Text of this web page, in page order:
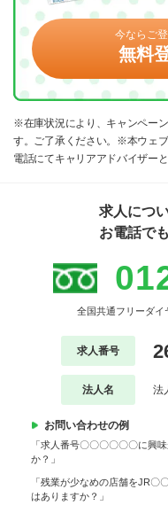
今ならご
無料
※在庫状況により、キャンペー
す。ご了承ください。※本ウェ
電話にてキャリアアドバイザー
求人につ
お電話で
全国共通フリーダイ
求人番号
法人名 法
お問い合わせの例
「求人番号〇〇〇〇〇〇に興
か？」
「残業が少なめの店舗をJR〇
はありますか？」